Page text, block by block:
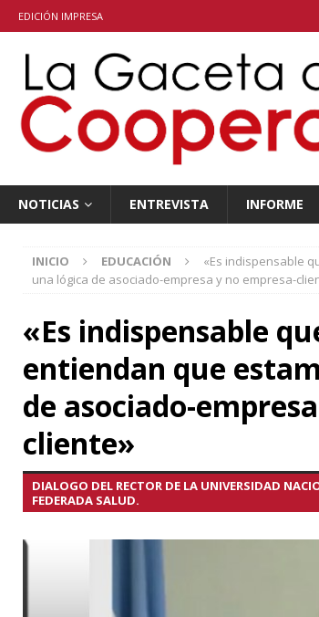
EDICIÓN IMPRESA
NOTICIAS ENTREVISTA INFORME
INICIO EDUCACIÓN
«Es indispensable
una lógica de asociado-empresa y no empresa-
«Es indispensable
entiendan que
de asociado-
cliente»
DIALOGO DEL RECTOR DE LA UNIVERSIDAD
FEDERADA SALUD.